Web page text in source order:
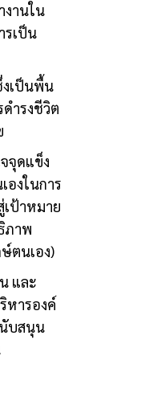
านใน
เป็น
เป็นพื้น
ำรงชีวิต
จุดแข็ง
องในการ
ป้าหมาย
ภาพ
ตนเอง)
และ
หารองค์
นับสนุน